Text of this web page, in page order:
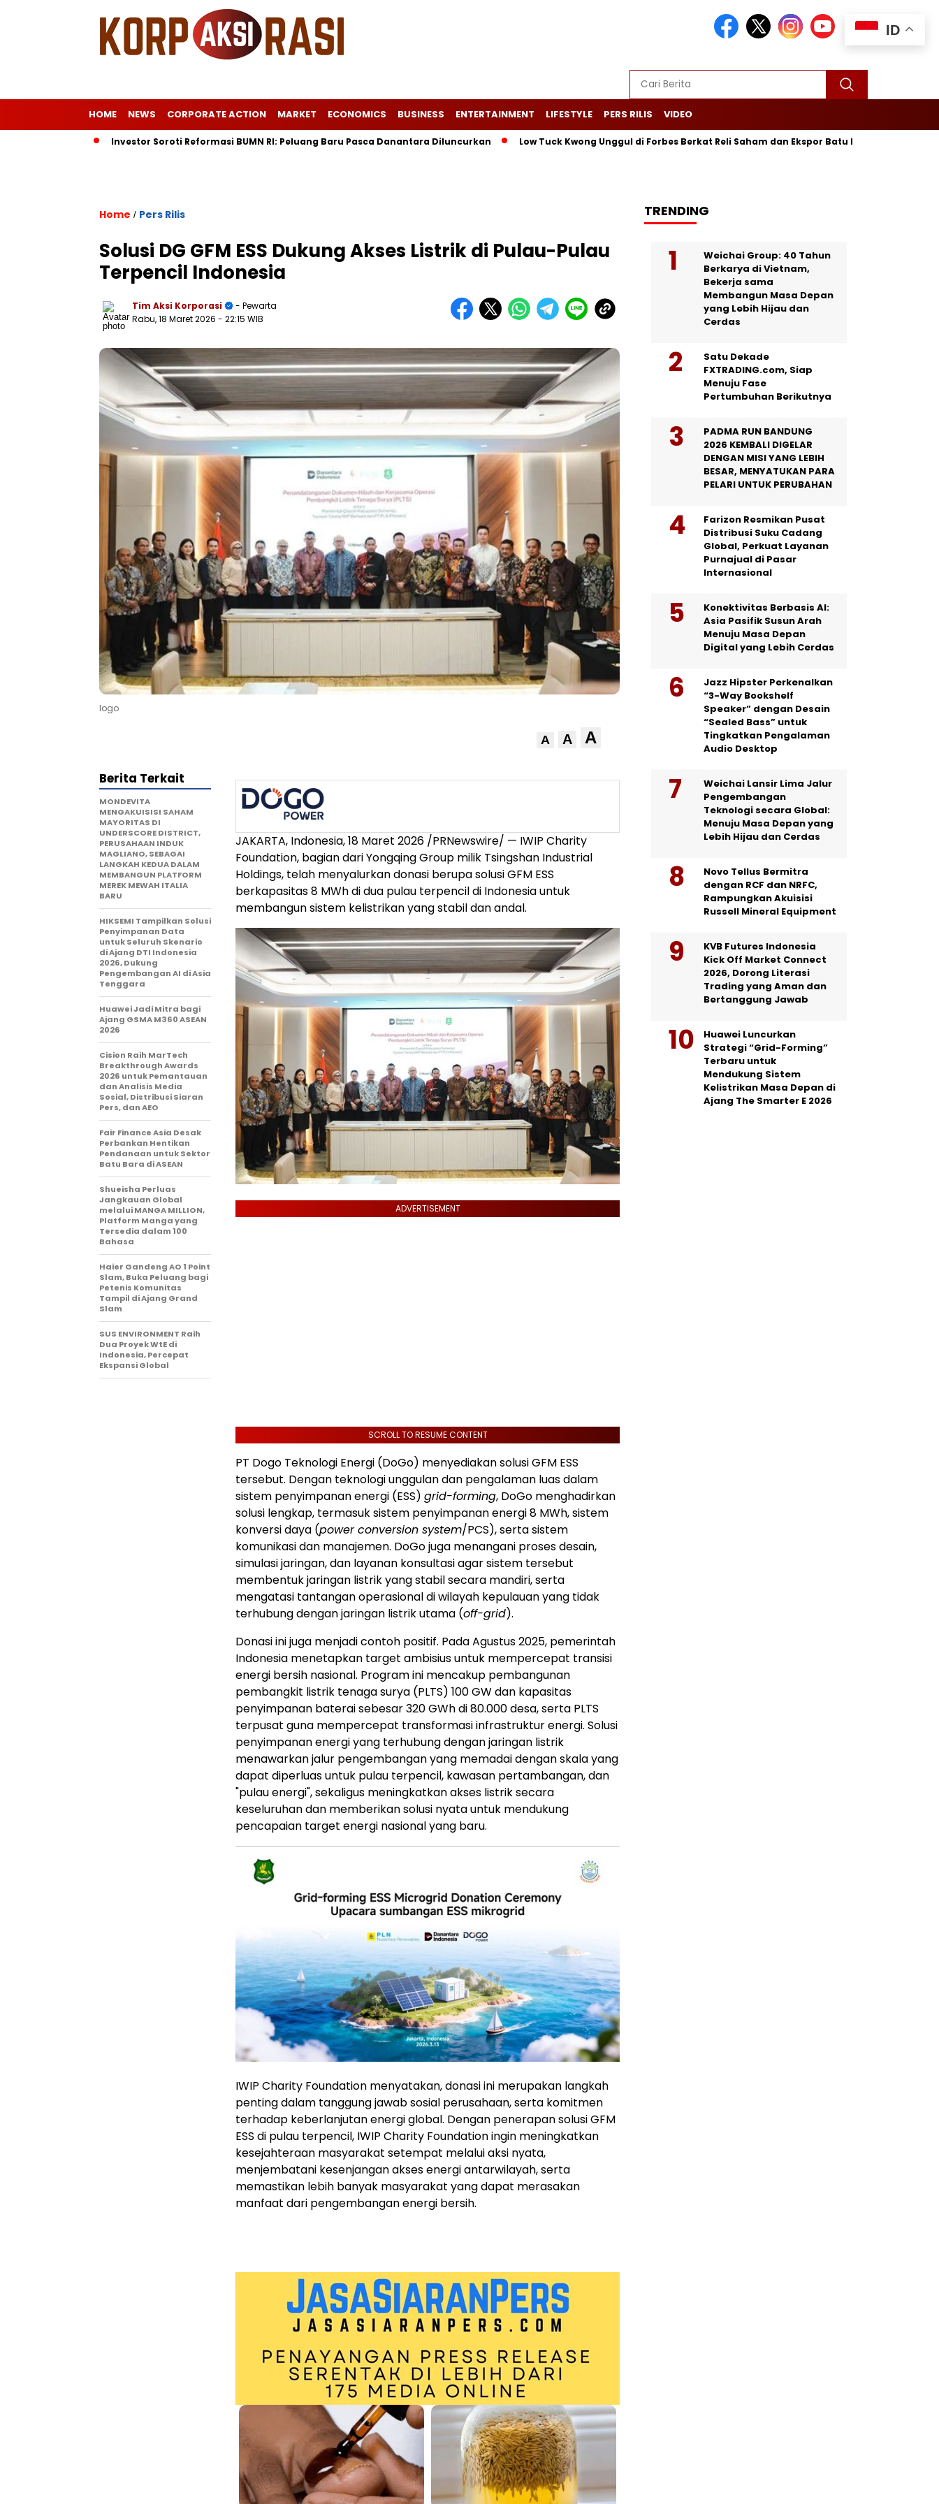
HOME NEWS CORPORATE ACTION MARKET ECONOMICS BUSINESS ENTERTAINMENT LIFESTYLE PERS RILIS VIDEO
Investor Soroti Reformasi BUMN RI: Peluang Baru Pasca Danantara Diluncurkan Low Tuck Kwong Unggul di Forbes Berkat Reli Saham dan Ekspor Batu Bara
Home / Pers Rilis
Solusi DG GFM ESS Dukung Akses Listrik di Pulau-Pulau
Terpencil Indonesia
Tim Aksi Korporasi
- Pewarta
Rabu, 18 Maret 2026 - 22:15 WIB
logo
A A A
JAKARTA, Indonesia, 18 Maret 2026 /PRNewswire/ — IWIP Charity
Foundation, bagian dari Yongqing Group milik Tsingshan Industrial
Holdings, telah menyalurkan donasi berupa solusi GFM ESS
berkapasitas 8 MWh di dua pulau terpencil di Indonesia untuk
membangun sistem kelistrikan yang stabil dan andal.
ADVERTISEMENT
SCROLL TO RESUME CONTENT
PT Dogo Teknologi Energi (DoGo) menyediakan solusi GFM ESS
tersebut. Dengan teknologi unggulan dan pengalaman luas dalam
sistem penyimpanan energi (ESS) grid-forming, DoGo menghadirkan
solusi lengkap, termasuk sistem penyimpanan energi 8 MWh, sistem
konversi daya (power conversion system/PCS), serta sistem
komunikasi dan manajemen. DoGo juga menangani proses desain,
simulasi jaringan, dan layanan konsultasi agar sistem tersebut
membentuk jaringan listrik yang stabil secara mandiri, serta
mengatasi tantangan operasional di wilayah kepulauan yang tidak
terhubung dengan jaringan listrik utama (off-grid).
Donasi ini juga menjadi contoh positif. Pada Agustus 2025, pemerintah
Indonesia menetapkan target ambisius untuk mempercepat transisi
energi bersih nasional. Program ini mencakup pembangunan
pembangkit listrik tenaga surya (PLTS) 100 GW dan kapasitas
penyimpanan baterai sebesar 320 GWh di 80.000 desa, serta PLTS
terpusat guna mempercepat transformasi infrastruktur energi. Solusi
penyimpanan energi yang terhubung dengan jaringan listrik
menawarkan jalur pengembangan yang memadai dengan skala yang
dapat diperluas untuk pulau terpencil, kawasan pertambangan, dan
"pulau energi", sekaligus meningkatkan akses listrik secara
keseluruhan dan memberikan solusi nyata untuk mendukung
pencapaian target energi nasional yang baru.
IWIP Charity Foundation menyatakan, donasi ini merupakan langkah
penting dalam tanggung jawab sosial perusahaan, serta komitmen
terhadap keberlanjutan energi global. Dengan penerapan solusi GFM
ESS di pulau terpencil, IWIP Charity Foundation ingin meningkatkan
kesejahteraan masyarakat setempat melalui aksi nyata,
menjembatani kesenjangan akses energi antarwilayah, serta
memastikan lebih banyak masyarakat yang dapat merasakan
manfaat dari pengembangan energi bersih.
Berita Terkait
MONDEVITA
MENGAKUISISI SAHAM
MAYORITAS DI
UNDERSCORE DISTRICT,
PERUSAHAAN INDUK
MAGLIANO, SEBAGAI
LANGKAH KEDUA DALAM
MEMBANGUN PLATFORM
MEREK MEWAH ITALIA
BARU
HIKSEMI Tampilkan Solusi
Penyimpanan Data
untuk Seluruh Skenario
di Ajang DTI Indonesia
2026, Dukung
Pengembangan AI di Asia
Tenggara
Huawei Jadi Mitra bagi
Ajang GSMA M360 ASEAN
2026
Cision Raih MarTech
Breakthrough Awards
2026 untuk Pemantauan
dan Analisis Media
Sosial, Distribusi Siaran
Pers, dan AEO
Fair Finance Asia Desak
Perbankan Hentikan
Pendanaan untuk Sektor
Batu Bara di ASEAN
Shueisha Perluas
Jangkauan Global
melalui MANGA MILLION,
Platform Manga yang
Tersedia dalam 100
Bahasa
Haier Gandeng AO 1 Point
Slam, Buka Peluang bagi
Petenis Komunitas
Tampil di Ajang Grand
Slam
SUS ENVIRONMENT Raih
Dua Proyek WtE di
Indonesia, Percepat
Ekspansi Global
TRENDING
Weichai Group: 40 Tahun
Berkarya di Vietnam,
Bekerja sama
Membangun Masa Depan
yang Lebih Hijau dan
Cerdas
Satu Dekade
FXTRADING.com, Siap
Menuju Fase
Pertumbuhan Berikutnya
PADMA RUN BANDUNG
2026 KEMBALI DIGELAR
DENGAN MISI YANG LEBIH
BESAR, MENYATUKAN PARA
PELARI UNTUK PERUBAHAN
Farizon Resmikan Pusat
Distribusi Suku Cadang
Global, Perkuat Layanan
Purnajual di Pasar
Internasional
Konektivitas Berbasis AI:
Asia Pasifik Susun Arah
Menuju Masa Depan
Digital yang Lebih Cerdas
Jazz Hipster Perkenalkan
“3-Way Bookshelf
Speaker” dengan Desain
“Sealed Bass” untuk
Tingkatkan Pengalaman
Audio Desktop
Weichai Lansir Lima Jalur
Pengembangan
Teknologi secara Global:
Menuju Masa Depan yang
Lebih Hijau dan Cerdas
Novo Tellus Bermitra
dengan RCF dan NRFC,
Rampungkan Akuisisi
Russell Mineral Equipment
KVB Futures Indonesia
Kick Off Market Connect
2026, Dorong Literasi
Trading yang Aman dan
Bertanggung Jawab
Huawei Luncurkan
Strategi “Grid-Forming”
Terbaru untuk
Mendukung Sistem
Kelistrikan Masa Depan di
Ajang The Smarter E 2026
ID